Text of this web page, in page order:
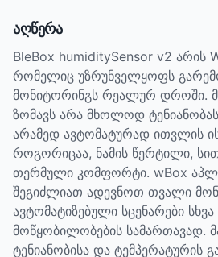
აღწერა
BleBox humiditySensor v2 არის
რომელიც უზრუნველყოფს
მონიტორინგს რეალურ დროში.
ზომავს არა მხოლოდ
არამედ ავტომატურად ითვლის
როგორიცაა, ნამის წერტილი,
თერმული კომფორტი. wBox
შეგიძლიათ ადევნოთ თვალი
ავტომატიზებული სცენარები სხვა
მოწყობილობების სამართავად.
ტენიანობისა და